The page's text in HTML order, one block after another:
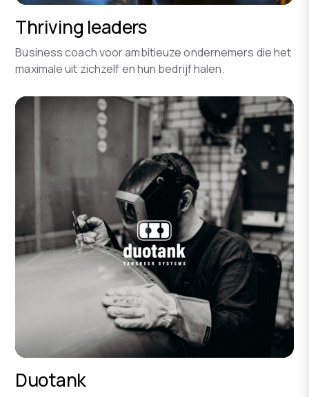
Thriving leaders
Business coach voor ambitieuze ondernemers die het
maximale uit zichzelf en hun bedrijf halen.
Duotank